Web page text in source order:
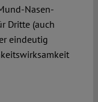
Nasen-
Dritte (auch
eindeutig